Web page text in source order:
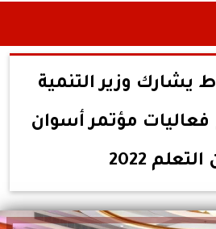
وزير التنمية
فعاليات مؤتمر أسوان
2022